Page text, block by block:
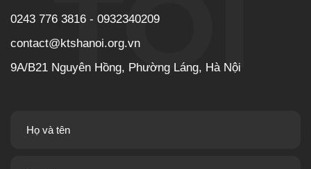
0243 776 3816 - 0932340209
contact@ktshanoi.org.vn
9A/B21 Nguyên Hồng, Phường Láng, Hà Nội